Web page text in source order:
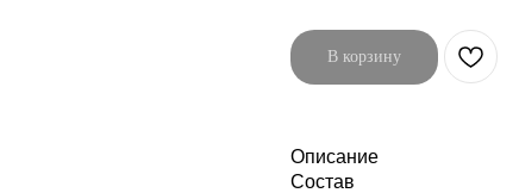
В корзину
Описание
Состав